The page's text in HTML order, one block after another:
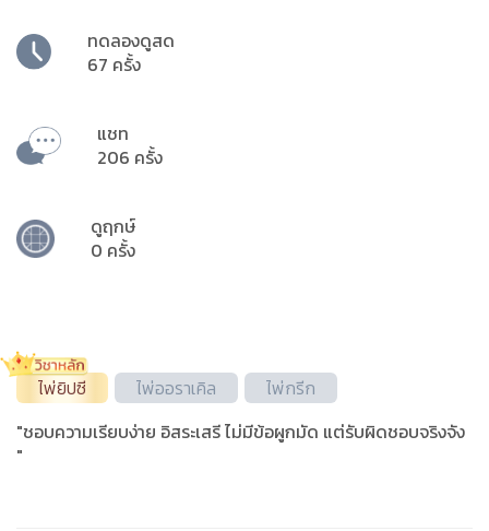
ทดลองดูสด
67 ครั้ง
แชท
206 ครั้ง
ดูฤกษ์
0 ครั้ง
ไพ่ยิปซี ไพ่ออราเคิล
ไพ่กรีก
"ชอบความเรียบง่าย อิสระเสรี ไม่มีข้อผูกมัด แต่รับผิดชอบจริงจัง
"